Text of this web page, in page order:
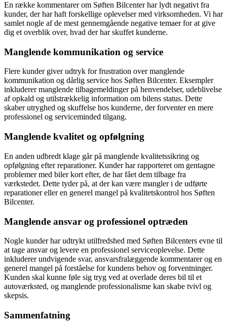
En række kommentarer om Søften Bilcenter har lydt negativt fra
kunder, der har haft forskellige oplevelser med virksomheden. Vi har
samlet nogle af de mest gennemgående negative temaer for at give
dig et overblik over, hvad der har skuffet kunderne.
Manglende kommunikation og service
Flere kunder giver udtryk for frustration over manglende
kommunikation og dårlig service hos Søften Bilcenter. Eksempler
inkluderer manglende tilbagemeldinger på henvendelser, udeblivelse
af opkald og utilstrækkelig information om bilens status. Dette
skaber utryghed og skuffelse hos kunderne, der forventer en mere
professionel og serviceminded tilgang.
Manglende kvalitet og opfølgning
En anden udbredt klage går på manglende kvalitetssikring og
opfølgning efter reparationer. Kunder har rapporteret om gentagne
problemer med biler kort efter, de har fået dem tilbage fra
værkstedet. Dette tyder på, at der kan være mangler i de udførte
reparationer eller en generel mangel på kvalitetskontrol hos Søften
Bilcenter.
Manglende ansvar og professionel optræden
Nogle kunder har udtrykt utilfredshed med Søften Bilcenters evne til
at tage ansvar og levere en professionel serviceoplevelse. Dette
inkluderer undvigende svar, ansvarsfralæggende kommentarer og en
generel mangel på forståelse for kundens behov og forventninger.
Kunden skal kunne føle sig tryg ved at overlade deres bil til et
autoværksted, og manglende professionalisme kan skabe tvivl og
skepsis.
Sammenfatning